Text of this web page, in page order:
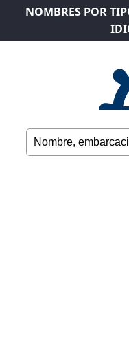
NOMBRES POR